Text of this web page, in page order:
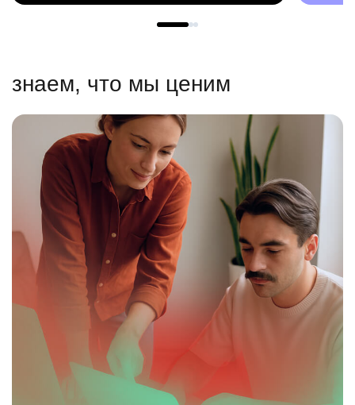
знаем, что мы ценим